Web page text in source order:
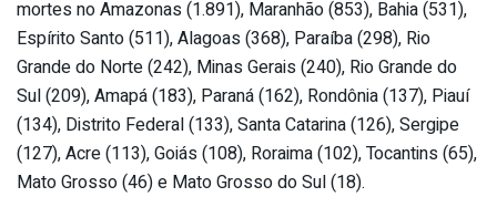
mortes no Amazonas (1.891), Maranhão (853), Bahia (531),
Espírito Santo (511), Alagoas (368), Paraíba (298), Rio
Grande do Norte (242), Minas Gerais (240), Rio Grande do
Sul (209), Amapá (183), Paraná (162), Rondônia (137), Piauí
(134), Distrito Federal (133), Santa Catarina (126), Sergipe
(127), Acre (113), Goiás (108), Roraima (102), Tocantins (65),
Mato Grosso (46) e Mato Grosso do Sul (18).